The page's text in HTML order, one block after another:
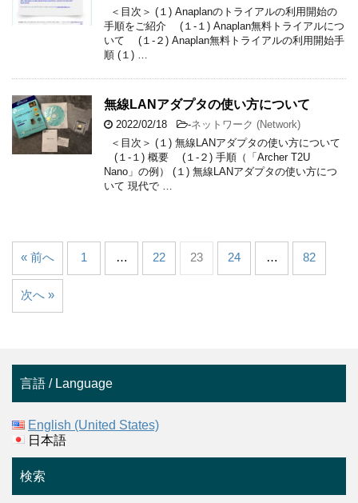
＜目次＞ (１) Anaplanのトライアルの利用開始の
手順をご紹介 (１-１) Anaplan無料トライアルにつ
いて (１-２) Anaplan無料トライアルの利用開始手
順 (１) …
無線LANアダプタの使い方について
2022/02/18 -ネットワーク (Network)
＜目次＞ (１) 無線LANアダプタの使い方について
(１-１) 概要 (１-２) 手順（「Archer T2U
Nano」の例） (１) 無線LANアダプタの使い方につ
いて 現代で …
« 前へ 1 … 22 23 24 … 82
次へ »
言語 / Language
English (United States)
日本語
検索